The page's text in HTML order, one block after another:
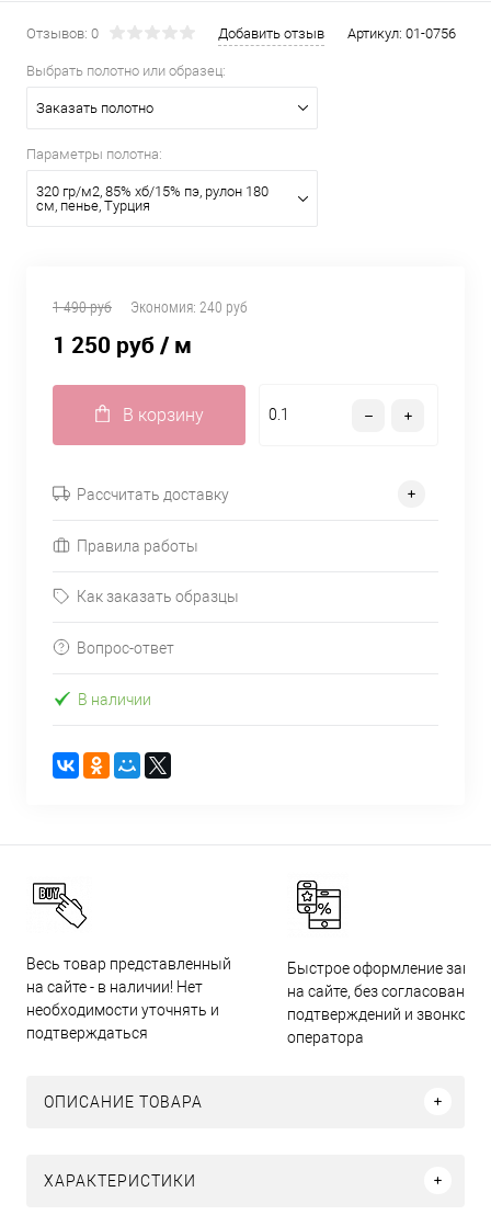
Отзывов: 0 Добавить отзыв Артикул: 01-0756
Выбрать полотно или образец:
Заказать полотно
Параметры полотна:
320 гр/м2, 85% хб/15% пэ, рулон 180
см, пенье, Турция
1 490 руб Экономия: 240 руб
1 250 руб/ м
В корзину
Рассчитать доставку
Правила работы
Как заказать образцы
Вопрос-ответ
В наличии
Весь товар представленный
на сайте - в наличии! Нет
необходимости уточнять и
подтверждаться
Быстрое оформление
на сайте, без согласований,
подтверждений и звонков
оператора
ОПИСАНИЕ ТОВАРА
ХАРАКТЕРИСТИКИ